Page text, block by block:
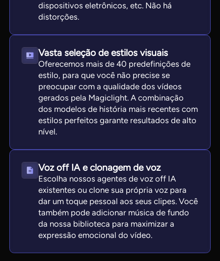
dispositivos eletrônicos, etc. Não há
distorções.
Vasta seleção de estilos visuais
Oferecemos mais de 40 predefinições de
estilo, para que você não precise se
preocupar com a qualidade dos vídeos
gerados pela Magiclight. A combinação
dos modelos de história mais recentes com
estilos perfeitos garante resultados de alto
nível.
Voz off IA e clonagem de voz
Escolha nossos agentes de voz off IA
existentes ou clone sua própria voz para
dar um toque pessoal aos seus clipes. Você
também pode adicionar música de fundo
da nossa biblioteca para maximizar a
expressão emocional do vídeo.